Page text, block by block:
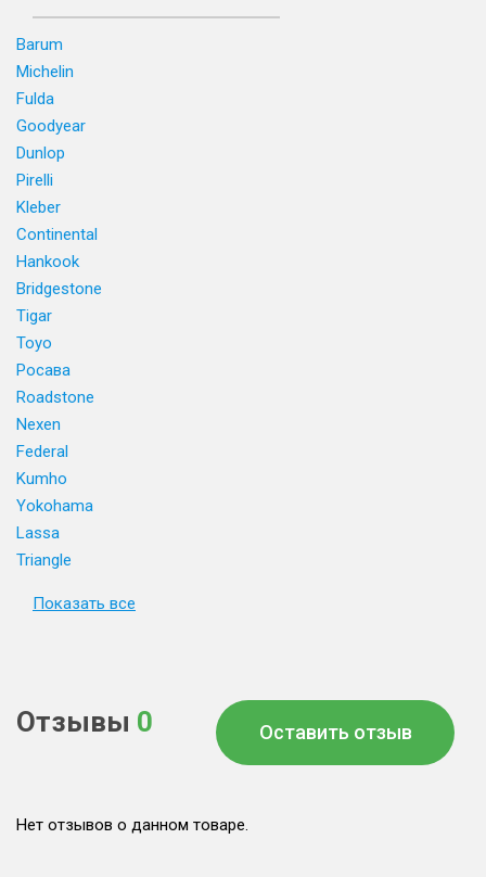
Barum
Michelin
Fulda
Goodyear
Dunlop
Pirelli
Kleber
Continental
Hankook
Bridgestone
Tigar
Toyo
Росава
Roadstone
Nexen
Federal
Kumho
Yokohama
Lassa
Triangle
Показать все
Отзывы 0 Оставить отзыв
Нет отзывов о данном товаре.